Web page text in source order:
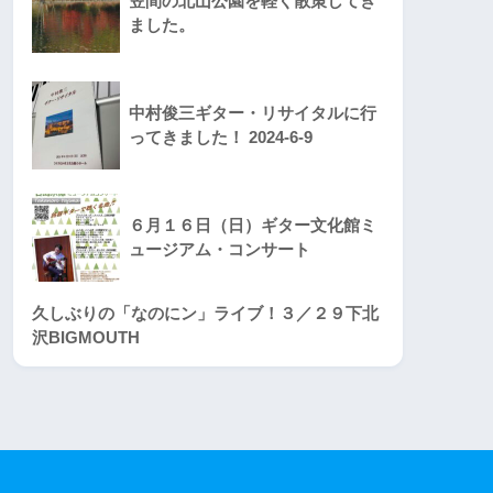
ました。
中村俊三ギター・リサイタルに行
ってきました！ 2024-6-9
６月１６日（日）ギター文化館ミ
ュージアム・コンサート
久しぶりの「なのにン」ライブ！３／２９下北
沢BIGMOUTH